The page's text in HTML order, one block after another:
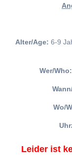
Alter/Age: 6-9
Wer/Who:
Wo/
Leider ist